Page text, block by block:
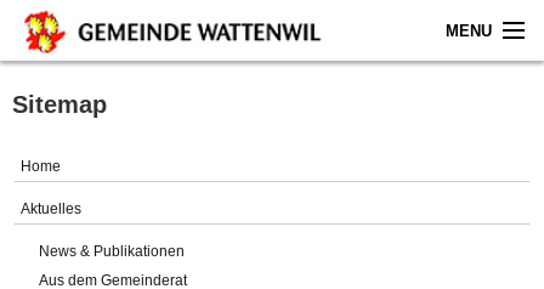
MENU
Home
Gemeinde
Sitemap
Home
Aktuelles
News & Publikationen
Aus dem Gemeinderat